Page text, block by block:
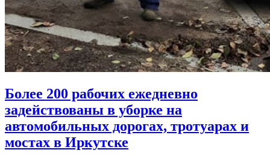
Более 200 рабочих ежедневно
задействованы в уборке на
автомобильных дорогах, тротуарах и
мостах в Иркутске